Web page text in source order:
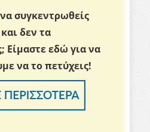
συγκεντρωθείς
δεν τα
Είμαστε εδώ για να
να το πετύχεις!